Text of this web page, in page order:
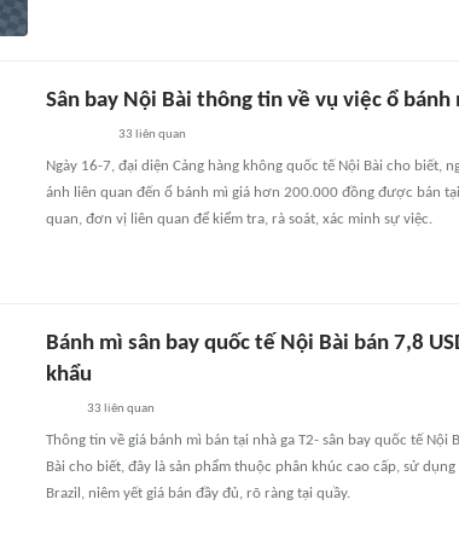
Sân bay Nội Bài thông tin về vụ việc ổ
33 liên quan
Ngày 16-7, đại diện Cảng hàng không quốc tế Nội Bài cho biết,
ánh liên quan đến ổ bánh mì giá hơn 200.000 đồng được bán
quan, đơn vị liên quan để kiểm tra, rà soát, xác minh sự việc.
Bánh mì sân bay quốc tế Nội Bài bán 7,8
khẩu
33 liên quan
Thông tin về giá bánh mì bán tại nhà ga T2- sân bay quốc tế Nội
Bài cho biết, đây là sản phẩm thuộc phân khúc cao cấp, sử
Brazil, niêm yết giá bán đầy đủ, rõ ràng tại quầy.